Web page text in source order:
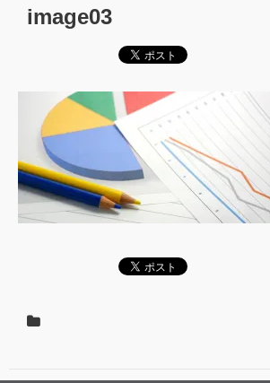
image03